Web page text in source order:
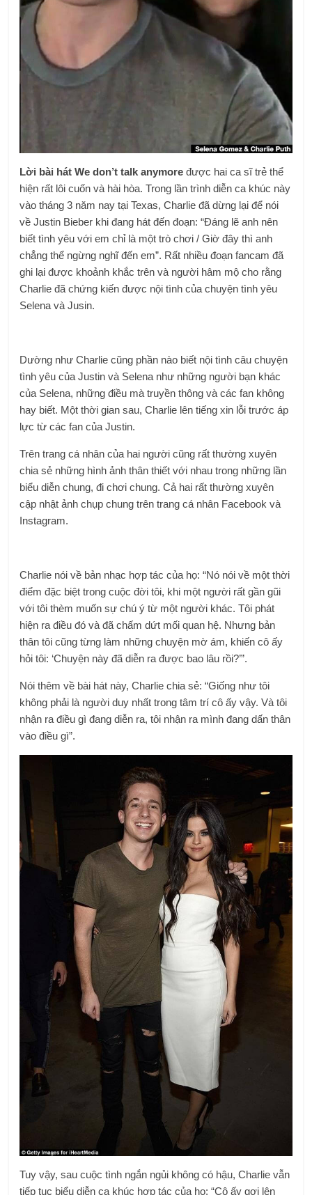
Lời bài hát We don’t talk anymore được hai ca sĩ trẻ thể
hiện rất lôi cuốn và hài hòa. Trong lần trình diễn ca khúc này
vào tháng 3 năm nay tại Texas, Charlie đã dừng lại để nói
về Justin Bieber khi đang hát đến đoạn: “Đáng lẽ anh nên
biết tình yêu với em chỉ là một trò chơi / Giờ đây thì anh
chẳng thể ngừng nghĩ đến em”. Rất nhiều đoạn fancam đã
ghi lại được khoảnh khắc trên và người hâm mộ cho rằng
Charlie đã chứng kiến được nội tình của chuyện tình yêu
Selena và Jusin.
Dường như Charlie cũng phần nào biết nội tình câu chuyện
tình yêu của Justin và Selena như những người bạn khác
của Selena, những điều mà truyền thông và các fan không
hay biết. Một thời gian sau, Charlie lên tiếng xin lỗi trước áp
lực từ các fan của Justin.
Trên trang cá nhân của hai người cũng rất thường xuyên
chia sẻ những hình ảnh thân thiết với nhau trong những lần
biểu diễn chung, đi chơi chung. Cả hai rất thường xuyên
cập nhật ảnh chụp chung trên trang cá nhân Facebook và
Instagram.
Charlie nói về bản nhạc hợp tác của họ: “Nó nói về một thời
điểm đặc biệt trong cuộc đời tôi, khi một người rất gần gũi
với tôi thèm muốn sự chú ý từ một người khác. Tôi phát
hiện ra điều đó và đã chấm dứt mối quan hệ. Nhưng bản
thân tôi cũng từng làm những chuyện mờ ám, khiến cô ấy
hỏi tôi: ‘Chuyện này đã diễn ra được bao lâu rồi?’”.
Nói thêm về bài hát này, Charlie chia sẻ: “Giống như tôi
không phải là người duy nhất trong tâm trí cô ấy vậy. Và tôi
nhận ra điều gì đang diễn ra, tôi nhận ra mình đang dấn thân
vào điều gì”.
Tuy vậy, sau cuộc tình ngắn ngủi không có hậu, Charlie vẫn
tiếp tục biểu diễn ca khúc hợp tác của họ: “Cô ấy gợi lên